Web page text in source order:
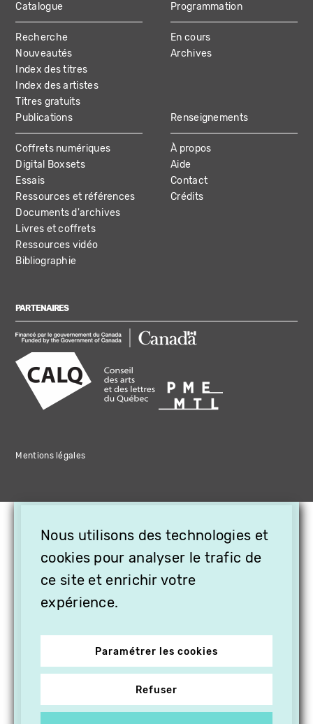
MAIN
NAVIGATION
Catalogue
Recherche
Nouveautés
Index des titres
Index des artistes
Titres gratuits
Programmation
En cours
Archives
Publications
Coffrets numériques
Digital Boxsets
Essais
Ressources et références
Documents d'archives
Livres et coffrets
Ressources vidéo
Bibliographie
Renseignements
À propos
Aide
Contact
Crédits
PARTENAIRES
Mentions légales
Nous utilisons des technologies et
cookies pour analyser le trafic de
ce site et enrichir votre
expérience.
Paramétrer les cookies
Refuser
OFFREZ LA VIDÉO EN
CADEAU, ABONNEZ VOS
PROCHES À VITHÈQUE !